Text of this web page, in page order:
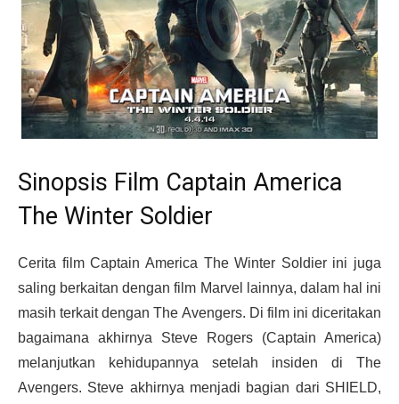
Sinopsis Film Captain America
The Winter Soldier
Cerita film Captain America The Winter Soldier ini juga
saling berkaitan dengan film Marvel lainnya, dalam hal ini
masih terkait dengan The Avengers. Di film ini diceritakan
bagaimana akhirnya Steve Rogers (Captain America)
melanjutkan kehidupannya setelah insiden di The
Avengers. Steve akhirnya menjadi bagian dari SHIELD,